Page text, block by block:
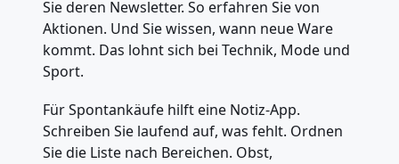
Sie deren Newsletter. So erfahren Sie von
Aktionen. Und Sie wissen, wann neue Ware
kommt. Das lohnt sich bei Technik, Mode und
Sport.
Für Spontankäufe hilft eine Notiz-App.
Schreiben Sie laufend auf, was fehlt. Ordnen
Sie die Liste nach Bereichen. Obst,